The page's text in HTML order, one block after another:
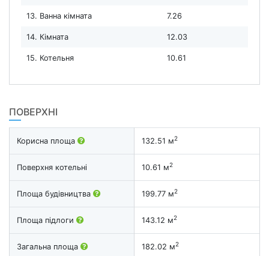
13. Ванна кімната 7.26
14. Кімната 12.03
15. Котельня 10.61
ПОВЕРХНІ
Корисна площа 132.51 м2
Поверхня котельні 10.61 м2
Площа будівництва 199.77 м2
Площа підлоги 143.12 м2
Загальна площа 182.02 м2